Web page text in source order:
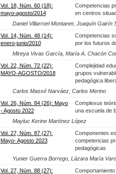
Vol. 18, Núm. 60 (18):
mayo-agosto/2014
Competencias
en centros
Daniel Villarroel Montaner, Joaquín Gairín
Vol. 14, Núm. 48 (14):
enero-junio/2010
Competencias
por los futuros
Mireya Vivas García, María A. Chacón
Vol. 22, Núm. 72 (22):
MAYO-AGOSTO/2018
Complejidad
grupos
pedagógica
Carlos Massé Narváez, Carlos Merino
Vol. 26, Núm. 84 (26): Mayo
- Agosto 2022
Complexus
una escuela de
Mayluc Kerine Martínez López
Vol. 27, Núm. 87 (27):
Mayo- Agosto 2023
Componentes
competencias
pedagógicas
Yunier Guerra Borrego, Lázara María
Vol. 27, Núm. 88 (27):